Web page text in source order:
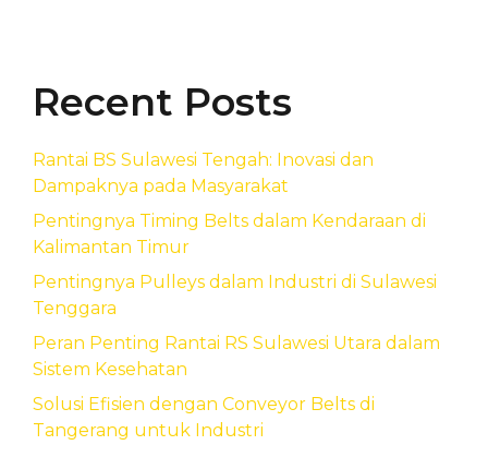
Recent Posts
Rantai BS Sulawesi Tengah: Inovasi dan
Dampaknya pada Masyarakat
Pentingnya Timing Belts dalam Kendaraan di
Kalimantan Timur
Pentingnya Pulleys dalam Industri di Sulawesi
Tenggara
Peran Penting Rantai RS Sulawesi Utara dalam
Sistem Kesehatan
Solusi Efisien dengan Conveyor Belts di
Tangerang untuk Industri